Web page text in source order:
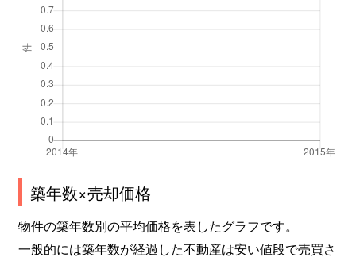
築年数×売却価格
物件の築年数別の平均価格を表したグラフです。
一般的には築年数が経過した不動産は安い値段で売買さ